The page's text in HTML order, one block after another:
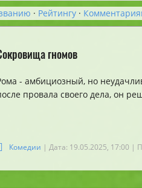
· Рейтингу ·
гномов
- амбициозный, но
провала своего дела, он
Комедии | Дата: 19.05.2025, 17:00 |